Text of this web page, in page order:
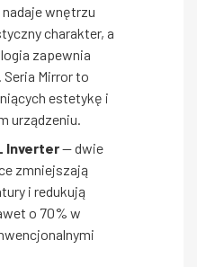
wnętrzu
charakter, a
zapewnia
Mirror to
estetykę i
urządzeniu.
Inverter— dwie
zmniejszają
i redukują
o 70% w